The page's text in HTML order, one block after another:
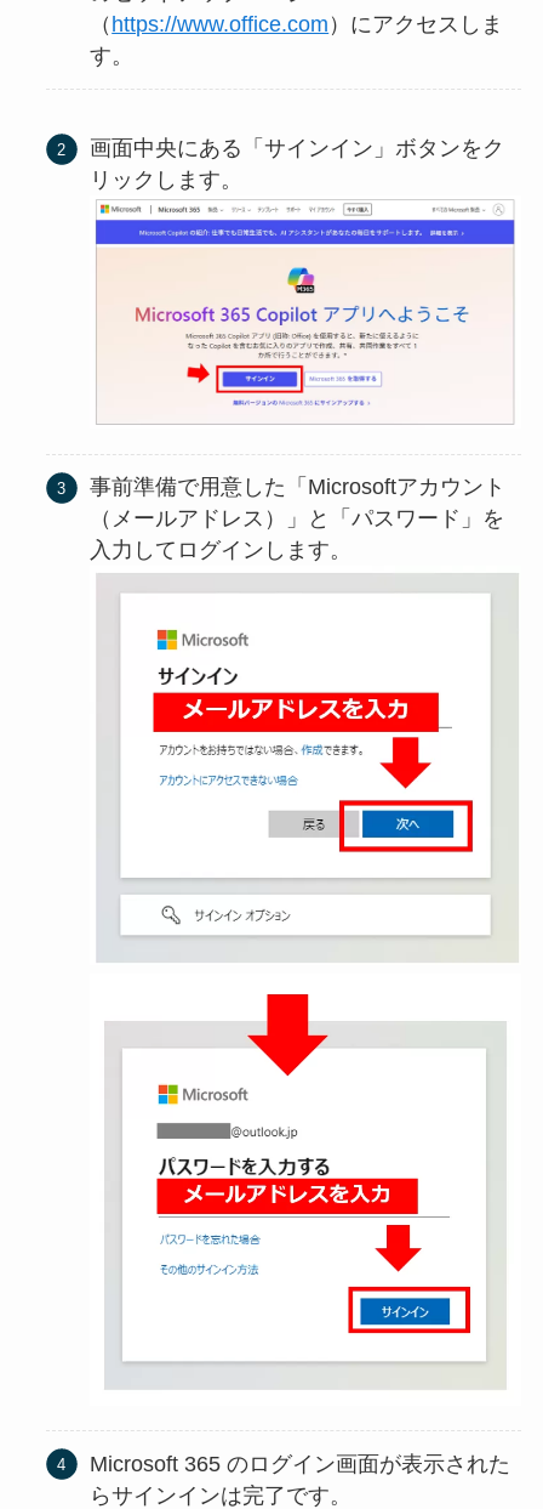
（ https://www.office.com ）にアクセスしま
す。
画面中央にある「サインイン」ボタンをク
リックします。
事前準備で用意した「Microsoftアカウント
（メールアドレス）」と「パスワード」を
入力してログインします。
Microsoft 365 のログイン画面が表示された
らサインインは完了です。